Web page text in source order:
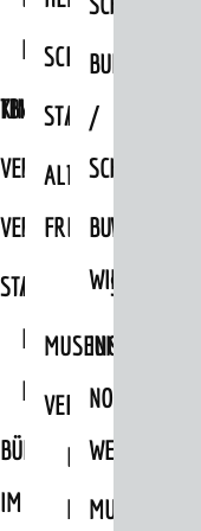
MUSEUM
KINO
VERANSTALTER
STADTHALLE
ROLF-
ENGELBRECHT-
HAUS
BÜRGERSAAL
IM
SCHLOSSPARK
STADTGARTEN
ALTER
FRIEDHOF
ROSENANLAGE
BURGEN
/
SCHLOSS
BURGRUINE
WINDECK
SCHLOSS
MUSEUM
KINDER
IM
MUSEUM
INGRID-
NOLL-
WEG
MUNDART-